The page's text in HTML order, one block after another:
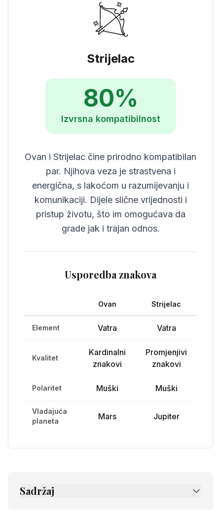
Strijelac
80%
Izvrsna kompatibilnost
Ovan i Strijelac čine prirodno kompatibilan
par. Njihova veza je strastvena i
energična, s lakoćom u razumijevanju i
komunikaciji. Dijele slične vrijednosti i
pristup životu, što im omogućava da
grade jak i trajan odnos.
Usporedba znakova
Ovan Strijelac
Element Vatra Vatra
Kvalitet
Kardinalni
znakovi
Promjenjivi
znakovi
Polaritet Muški Muški
Vladajuća
planeta
Mars Jupiter
Sadržaj